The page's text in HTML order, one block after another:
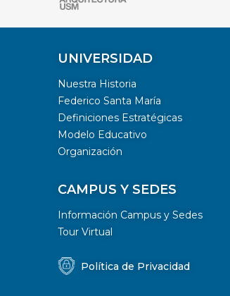
UNIVERSIDAD
Nuestra Historia
Federico Santa María
Definiciones Estratégicas
Modelo Educativo
Organización
CAMPUS Y SEDES
Información Campus y Sedes
Tour Virtual
Política de Privacidad